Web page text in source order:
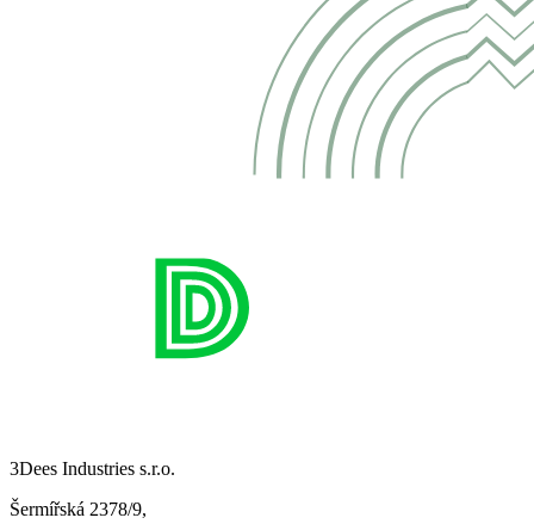
3Dees Industries s.r.o.
Šermířská 2378/9,